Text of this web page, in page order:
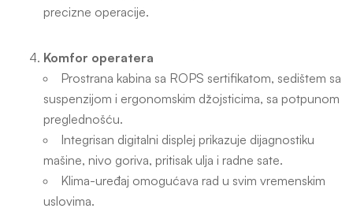
precizne operacije.
Komfor operatera
Prostrana kabina sa ROPS sertifikatom, sedištem sa
suspenzijom i ergonomskim džojsticima, sa potpunom
preglednošću.
Integrisan digitalni displej prikazuje dijagnostiku
mašine, nivo goriva, pritisak ulja i radne sate.
Klima-uređaj omogućava rad u svim vremenskim
uslovima.